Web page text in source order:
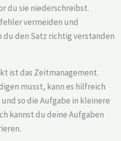
du sie niederschreibst.
vermeiden und
den Satz richtig verstanden
ist das Zeitmanagement.
musst, kann es hilfreich
so die Aufgabe in kleinere
kannst du deine Aufgaben